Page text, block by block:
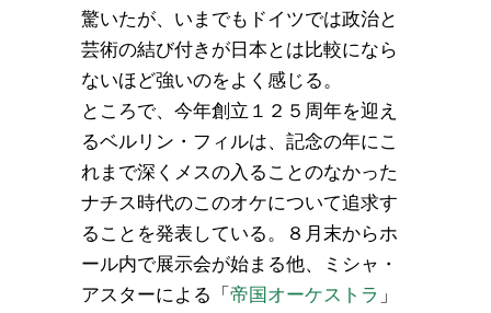
驚いたが、いまでもドイツでは政治と
芸術の結び付きが日本とは比較になら
ないほど強いのをよく感じる。
ところで、今年創立１２５周年を迎え
るベルリン・フィルは、記念の年にこ
れまで深くメスの入ることのなかった
ナチス時代のこのオケについて追求す
ることを発表している。８月末からホ
ール内で展示会が始まる他、ミシャ・
アスターによる「 帝国オーケストラ 」